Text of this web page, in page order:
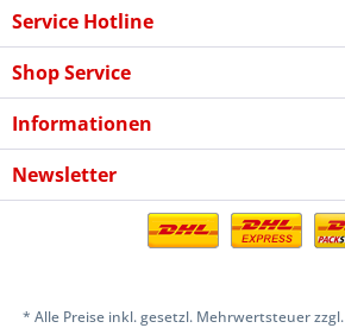
Service Hotline
Shop Service
Informationen
Newsletter
* Alle Preise inkl. gesetzl. Mehrwertsteuer zzgl.